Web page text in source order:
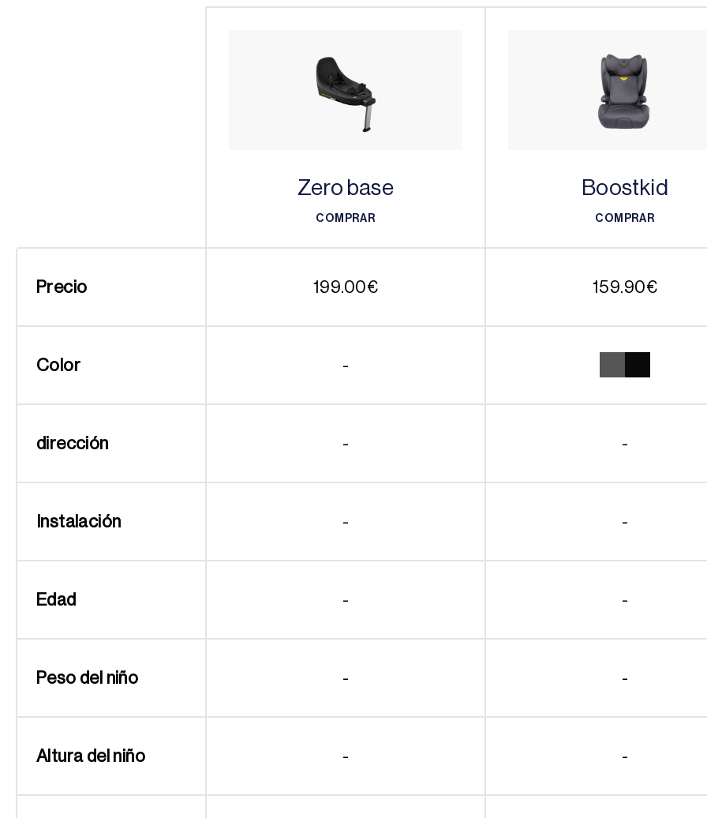
Zero base
COMPRAR
Boostkid
COMPRAR
Precio 199.00€ 159.90€
Color -
dirección - -
Instalación - -
Edad - -
Peso del niño - -
Altura del niño - -